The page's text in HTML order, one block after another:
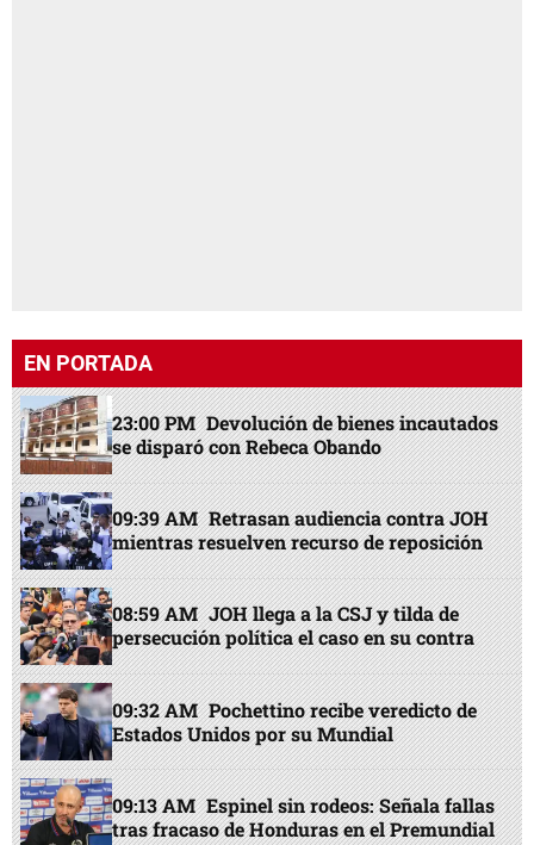
EN PORTADA
23:00 PM Devolución de bienes incautados
se disparó con Rebeca Obando
09:39 AM Retrasan audiencia contra JOH
mientras resuelven recurso de reposición
08:59 AM JOH llega a la CSJ y tilda de
persecución política el caso en su contra
09:32 AM Pochettino recibe veredicto de
Estados Unidos por su Mundial
09:13 AM Espinel sin rodeos: Señala fallas
tras fracaso de Honduras en el Premundial